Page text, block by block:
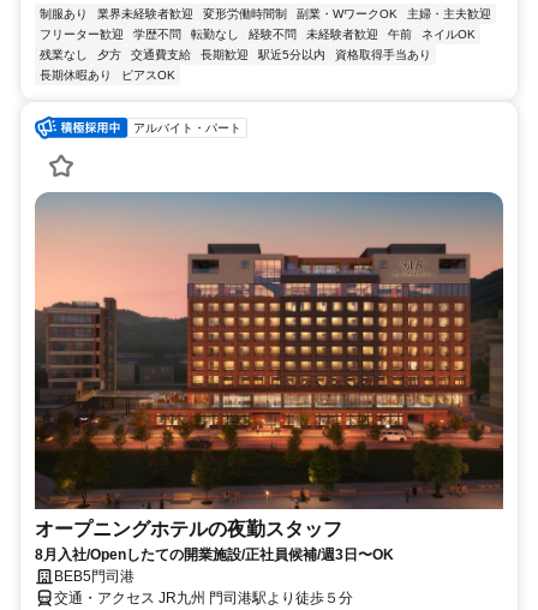
制服あり 業界未経験者歓迎 変形労働時間制 副業・WワークOK
主婦・主夫歓迎
フリーター歓迎
学歴不問 転勤なし 経験不問 未経験者歓迎 午前
ネイルOK
残業なし
夕方 交通費支給 長期歓迎 駅近5分以内
資格取得手当あり
長期休暇あり
ピアスOK
アルバイト・パート
オープニングホテルの夜勤スタッフ
8月入社/Openしたての開業施設/正社員候補/週3日〜OK
BEB5門司港
交通・アクセス JR九州 門司港駅より徒歩５分